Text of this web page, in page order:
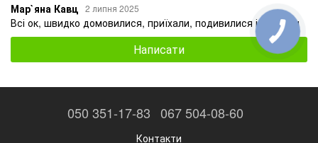
Мар`яна Кавц 2 липня 2025
Всі ок, швидко домовилися, приїхали, подивилися і забрали
Написати
050 351-17-83 067 504-08-60
Контакти